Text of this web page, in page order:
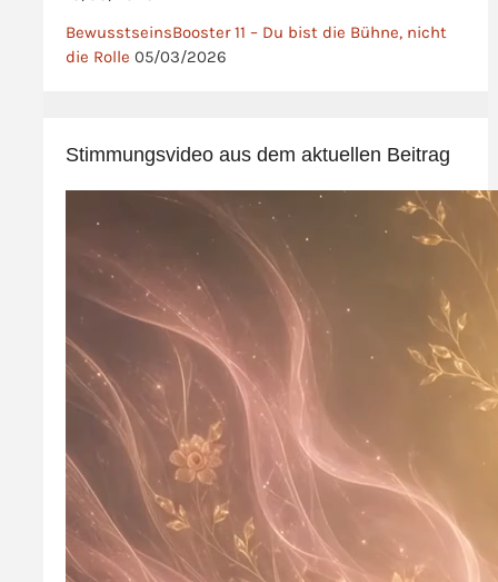
BewusstseinsBooster 11 – Du bist die Bühne, nicht
die Rolle 05/03/2026
Stimmungsvideo aus dem aktuellen Beitrag